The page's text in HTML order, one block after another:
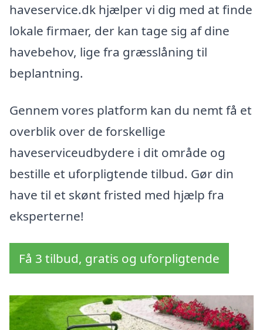
haveservice.dk hjælper vi dig med at finde
lokale firmaer, der kan tage sig af dine
havebehov, lige fra græsslåning til
beplantning.
Gennem vores platform kan du nemt få et
overblik over de forskellige
haveserviceudbydere i dit område og
bestille et uforpligtende tilbud. Gør din
have til et skønt fristed med hjælp fra
eksperterne!
Få 3 tilbud, gratis og uforpligtende